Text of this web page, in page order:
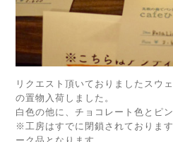
リクエスト頂いておりましたスウ
の置物入荷しました。
白色の他に、チョコレート色とピ
※工房はすでに閉鎖されておりま